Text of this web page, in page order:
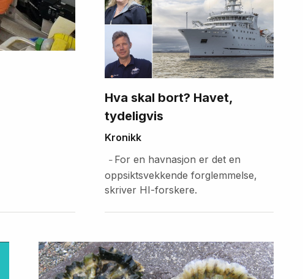
Hva skal bort? Havet,
tydeligvis
Kronikk
– For en havnasjon er det en
oppsiktsvekkende forglemmelse,
skriver HI-forskere.